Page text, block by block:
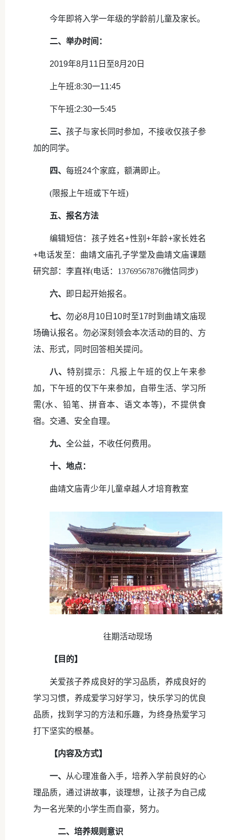
今年即将入学一年级的学龄前儿童及家长。
二、举办时间：
2019年8月11日至8月20日
上午班:8:30一11:45
下午班:2:30一5:45
三、孩子与家长同时参加，不接收仅孩子参
加的同学。
四、 每班24个家庭，额满即止。
(限报上午班或下午班)
五、报名方法
编辑短信：孩子姓名+性别+年龄+家长姓名
+电话发至：曲靖文庙孔子学堂及曲靖文庙课题
研究部：李直祥(电话：13769567876微信同步)
六、 即日起开始报名。
七、勿必8月10日10时至17时到曲靖文庙现
场确认报名。勿必深刻领会本次活动的目的、方
法、形式，同时回答相关提问。
八、特别提示：凡报上午班的仅上午来参
加，下午班的仅下午来参加，自带生活、学习所
需(水、铅笔、拼音本、语文本等)，不提供食
宿。交通、安全自理。
九、 全公益，不收任何费用。
十、地点：
曲靖文庙青少年儿童卓越人才培育教室
往期活动现场
【目的】
关爱孩子养成良好的学习品质，养成良好的
学习习惯，养成爱学习好学习，快乐学习的优良
品质，找到学习的方法和乐趣，为终身热爱学习
打下坚实的根基。
【内容及方式】
一、
从心理准备入手，培养入学前良好的心
理品质，通过讲故事，谈理想，让孩子为自己成
为一名光荣的小学生而自豪，努力。
二、培养规则意识